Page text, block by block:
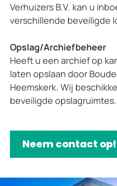
Verhuizers B.V. kan u
verschillende beveiligde
Opslag/Archiefbeheer
Heeft u een archief op
laten opslaan door
Heemskerk. Wij
beveiligde opslagruimtes.
Neem contact op!